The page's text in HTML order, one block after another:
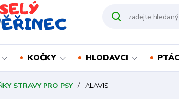
KOČKY HLODAVCI
STRAVY PRO PSY ALAVIS